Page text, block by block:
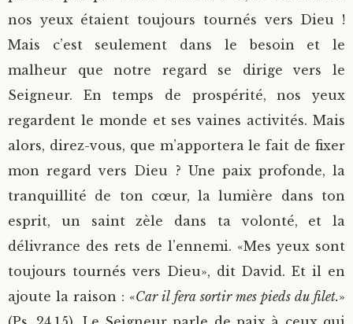
nos yeux étaient toujours tournés vers Dieu !
Mais c’est seulement dans le besoin et le
malheur que notre regard se dirige vers le
Seigneur. En temps de prospérité, nos yeux
regardent le monde et ses vaines activités. Mais
alors, direz-vous, que m’apportera le fait de fixer
mon regard vers Dieu ? Une paix profonde, la
tranquillité de ton cœur, la lumière dans ton
esprit, un saint zèle dans ta volonté, et la
délivrance des rets de l’ennemi. «Mes yeux sont
toujours tournés vers Dieu», dit David. Et il en
ajoute la raison : «Car il fera sortir mes pieds du filet.»